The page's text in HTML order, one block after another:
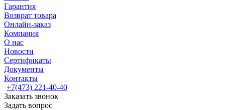
Гарантия
Возврат товара
Онлайн-заказ
Компания
О нас
Новости
Сертификаты
Документы
Контакты
+7(473) 221-40-40
Заказать звонок
Задать вопрос